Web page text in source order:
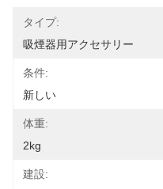
タイプ:
吸煙器用アクセサリー
条件:
新しい
体重:
2kg
建設: